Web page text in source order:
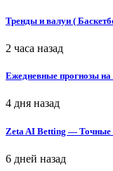
Тренды и валуи (
2 часа назад
Ежедневные прогнозы на
4 дня назад
Zeta AI Betting — Точные
6 дней назад